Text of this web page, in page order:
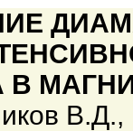
В
В.Д.,